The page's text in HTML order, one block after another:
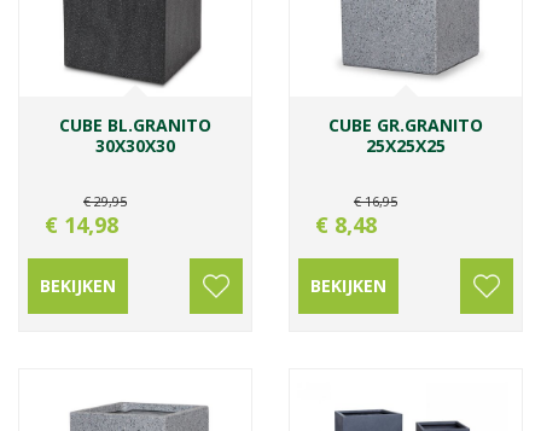
CUBE BL.GRANITO
30X30X30
€ 29,95
€ 14,98
BEKIJKEN
CUBE GR.GRANITO
25X25X25
€ 16,95
€ 8,48
BEKIJKEN